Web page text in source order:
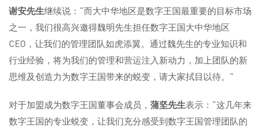
谢安先生继续说：“而大中华地区是数字王国最重要的目标市场
之一，我们很高兴邀得魏明先生担任数字王国大中华地区
CEO，让我们的管理团队如虎添翼。通过魏先生的专业知识和
行业经验，将为我们的管理和营运注入新动力，加上团队的新
思维及创造力为数字王国带来的蜕变，请大家拭目以待。”
对于加盟成为数字王国董事会成员， 蒲坚先生表示：“这几年来
数字王国的专业蜕变，让我们充分感受到数字王国管理团队的